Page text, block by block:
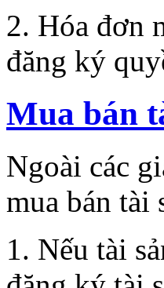
2. Hóa đơn
đăng ký
Mua bán
Ngoài các
mua bán tài
1. Nếu tài